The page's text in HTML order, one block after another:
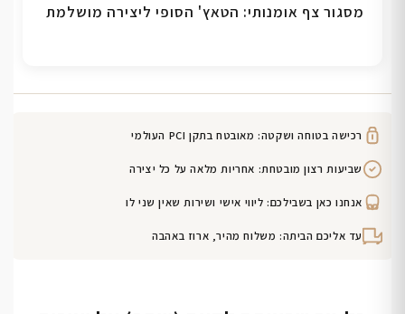
מסגור צף אומנותי: הטאץ' הסופי ליצירה מושלמת
רכישה בטוחה ושקטה: מאובטח בתקן PCI העולמי
שביעות רצון מובטחת: אחריות מלאה על כל יצירה
אנחנו כאן בשבילכם: ליווי אישי ושירות שאין שני לו
עד אליכם הביתה: משלוח מהיר, ארוז באהבה